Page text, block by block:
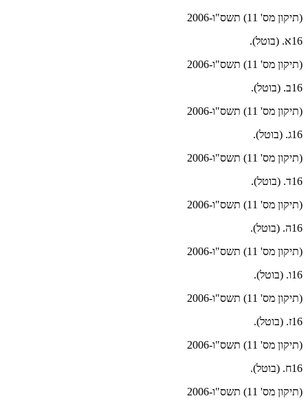
(תיקון מס' 11) תשס"ו-2006
16א. (בוטל).
(תיקון מס' 11) תשס"ו-2006
16ב. (בוטל).
(תיקון מס' 11) תשס"ו-2006
16ג. (בוטל).
(תיקון מס' 11) תשס"ו-2006
16ד. (בוטל).
(תיקון מס' 11) תשס"ו-2006
16ה. (בוטל).
(תיקון מס' 11) תשס"ו-2006
16ו. (בוטל).
(תיקון מס' 11) תשס"ו-2006
16ז. (בוטל).
(תיקון מס' 11) תשס"ו-2006
16ח. (בוטל).
(תיקון מס' 11) תשס"ו-2006